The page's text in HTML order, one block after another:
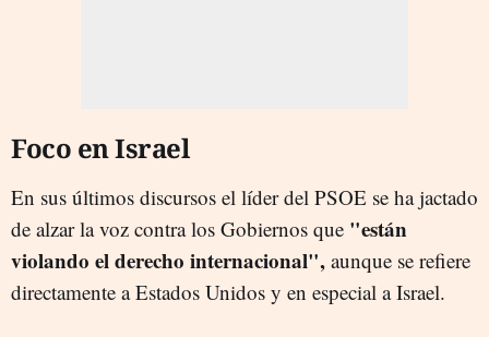
Foco en Israel
En sus últimos discursos el líder del PSOE se ha jactado
de alzar la voz contra los Gobiernos que "están
violando el derecho internacional", aunque se refiere
directamente a Estados Unidos y en especial a Israel.